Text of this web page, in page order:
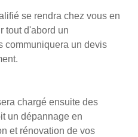
se rendra chez vous en
tout d'abord un
communiquera un devis
chargé ensuite des
un dépannage en
et rénovation de vos